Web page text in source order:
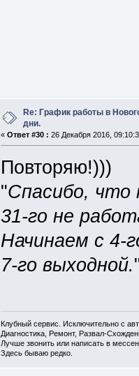
Re: График работы в
дни.
«Ответ #30 : 26 Декабря 2016,
Повторяю!)))
"Спасибо, что
31-го не
Начинаем с 4-
7-го выходной.
Клубный сервис. Исключительно с
Диагностика, Ремонт, Развал-
Лучше звонить или написать в
Здесь бываю редко.